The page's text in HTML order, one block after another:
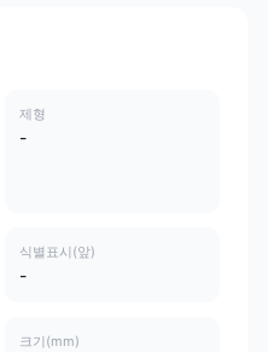
제형
-
식별표시(앞)
-
크기(mm)